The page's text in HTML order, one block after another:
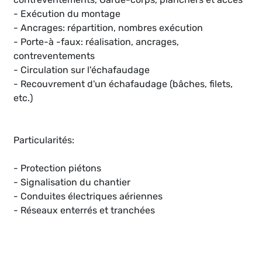
- Exécution du montage
- Ancrages: répartition, nombres exécution
- Porte-à -faux: réalisation, ancrages,
contreventements
- Circulation sur l'échafaudage
- Recouvrement d'un échafaudage (bâches, filets,
etc.)
Particularités:
- Protection piétons
- Signalisation du chantier
- Conduites électriques aériennes
- Réseaux enterrés et tranchées